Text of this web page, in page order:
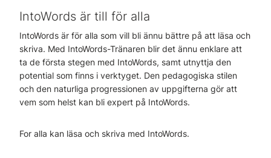
IntoWords är till för alla
IntoWords är för alla som vill bli ännu bättre på att läsa och
skriva. Med IntoWords-Tränaren blir det ännu enklare att
ta de första stegen med IntoWords, samt utnyttja den
potential som finns i verktyget. Den pedagogiska stilen
och den naturliga progressionen av uppgifterna gör att
vem som helst kan bli expert på IntoWords.
For alla kan läsa och skriva med IntoWords.